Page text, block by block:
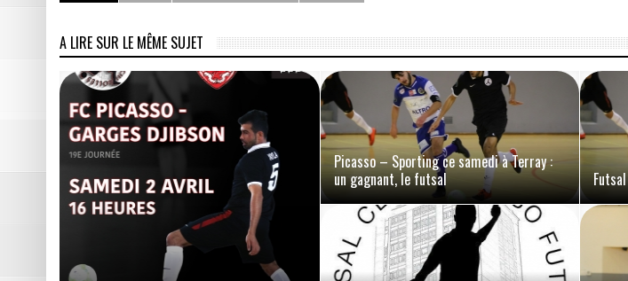
A LIRE SUR LE MÊME SUJET
Picasso – Sporting ce samedi à Terray :
un gagnant, le futsal